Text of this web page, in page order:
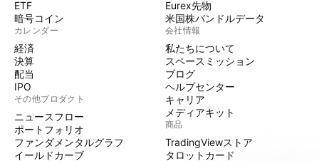
ETF
暗号コイン
カレンダー
経済
決算
配当
IPO
その他プロダクト
ニュースフロー
ポートフォリオ
ファンダメンタルグラフ
イールドカーブ
Eurex先物
米国株バンドルデータ
会社情報
私たちについて
スペースミッション
ブログ
ヘルプセンター
キャリア
メディアキット
商品
TradingViewストア
タロットカード